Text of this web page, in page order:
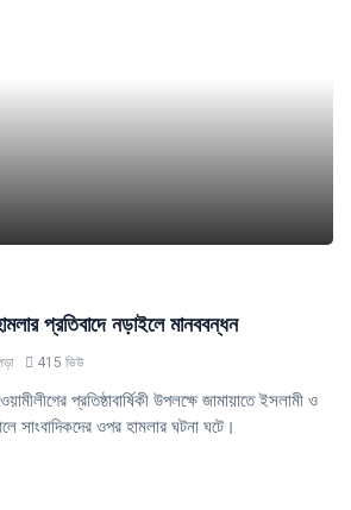
প্রতিবাদে নড়াইলে মানববন্ধন
415 ভিউ
প্রতিষ্ঠাবার্ষিকী উপলক্ষে জামায়াতে ইসলামী ও
সাংবাদিকদের ওপর হামলার ঘটনা ঘটে।